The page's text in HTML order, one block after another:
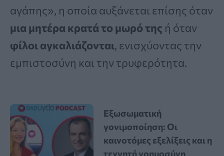
αγάπης», η οποία αυξάνεται επίσης όταν
μια μητέρα κρατά το μωρό της ή όταν
φίλοι αγκαλιάζονται, ενισχύοντας την
εμπιστοσύνη και την τρυφερότητα.
Εξωσωματική
γονιμοποίηση: Οι
καινοτόμες εξελίξεις και η
τεχνητή νοημοσύνη